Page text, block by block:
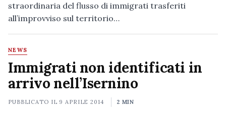
straordinaria del flusso di immigrati trasferiti
all’improvviso sul territorio…
NEWS
Immigrati non identificati in
arrivo nell’Isernino
PUBBLICATO IL 9 APRILE 2014 2 MIN